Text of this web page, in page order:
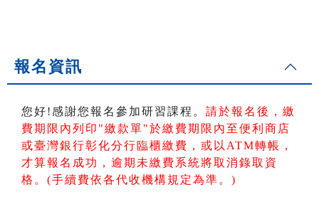
報名資訊
您好!感謝您報名參加研習課程。 請於報名後，繳
費期限內列印"繳款單"於繳費期限內至便利商店
或臺灣銀行彰化分行臨櫃繳費，或以ATM轉帳 ，
才算報名成功，逾期未繳費系統將取消錄取資
格。(手續費依各代收機構規定為準。)